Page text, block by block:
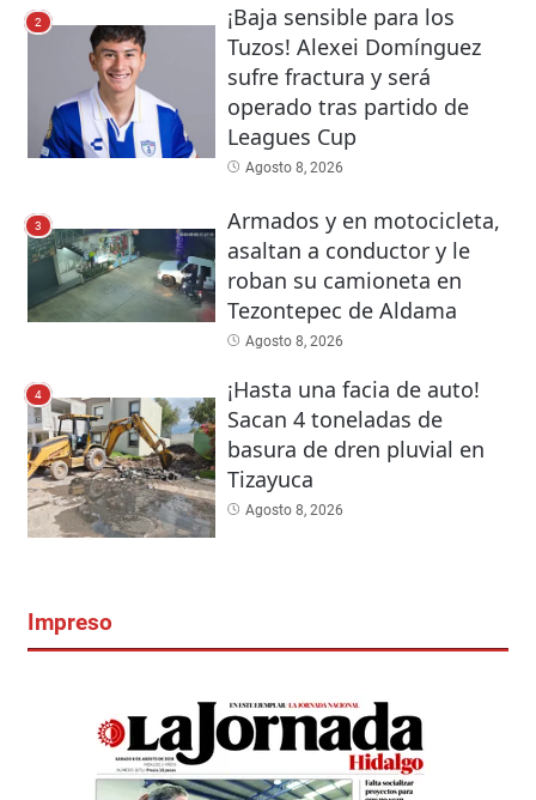
2
¡Baja sensible para los
Tuzos! Alexei Domínguez
sufre fractura y será
operado tras partido de
Leagues Cup
Agosto 8, 2026
3
Armados y en motocicleta,
asaltan a conductor y le
roban su camioneta en
Tezontepec de Aldama
Agosto 8, 2026
4
¡Hasta una facia de auto!
Sacan 4 toneladas de
basura de dren pluvial en
Tizayuca
Agosto 8, 2026
Impreso